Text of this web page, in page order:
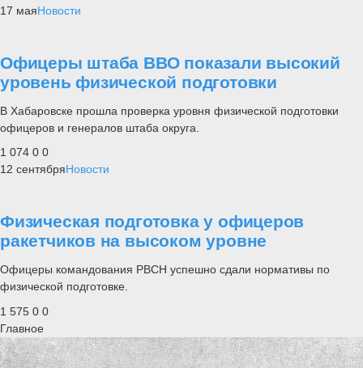
17 маяНовости
Офицеры штаба ВВО показали высокий
уровень физической подготовки
В Хабаровске прошла проверка уровня физической подготовки
офицеров и генералов штаба округа.
1 074 0 0
12 сентябряНовости
Физическая подготовка у офицеров
ракетчиков на высоком уровне
Офицеры командования РВСН успешно сдали нормативы по
физической подготовке.
1 575 0 0
Главное